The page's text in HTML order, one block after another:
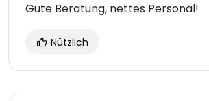
Gute Beratung, nettes Personal!
Nützlich